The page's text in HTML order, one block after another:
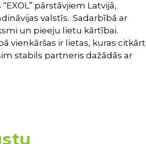
pārstāvjiem Latvijā,
valstīs. Sadarbībā ar
un pieeju lietu kārtībai.
vienkāršas ir lietas, kuras citkārt
stabils partneris dažādās ar